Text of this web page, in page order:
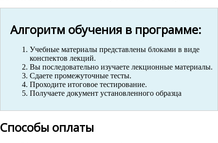
Алгоритм обучения в программе:
Учебные материалы представлены блоками в виде
конспектов лекций.
Вы последовательно изучаете лекционные материалы.
Сдаете промежуточные тесты.
Проходите итоговое тестирование.
Получаете документ установленного образца
Способы оплаты